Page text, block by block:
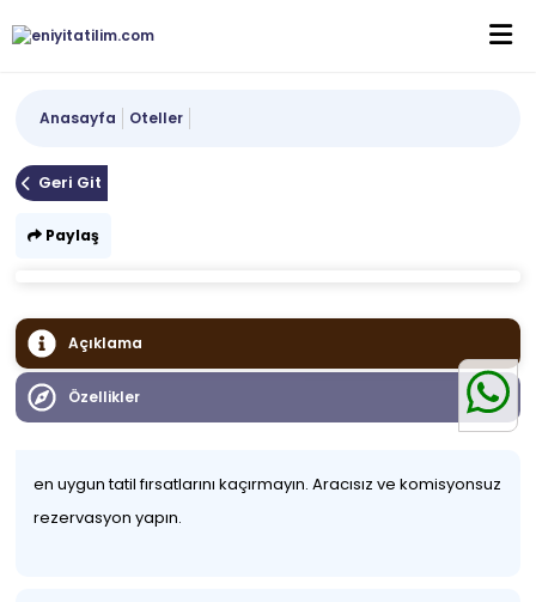
Anasayfa Oteller
Geri Git
Paylaş
Açıklama
Özellikler
en uygun tatil fırsatlarını kaçırmayın. Aracısız ve komisyonsuz
rezervasyon yapın.